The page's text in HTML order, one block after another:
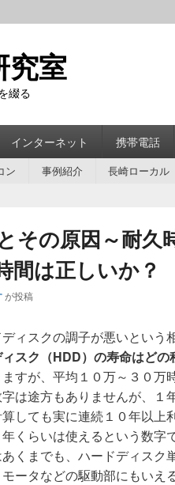
究室
綴る
インターネット 携帯電話
ン 事例紹介 長崎ローカル
その原因～耐久
間は正しいか？
が投稿
ィスクの調子が悪いという
スク（HDD）の寿命はどの
すが、平均１０万～３０万
は途方もありませんが、１
しても実に連続１０年以上
くらいは使えるという数字で
くまでも、ハードディスク
ータなどの駆動部にもいえ